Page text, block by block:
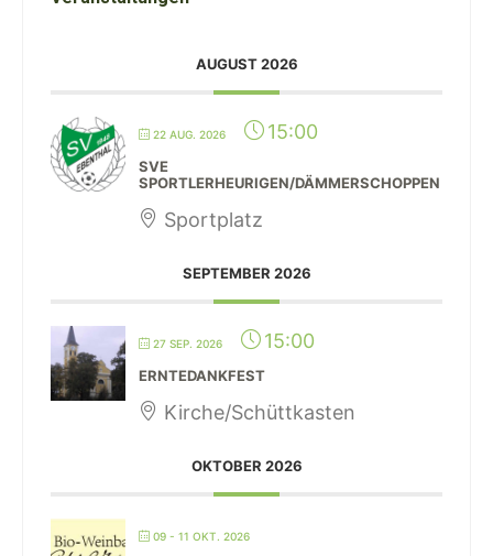
AUGUST 2026
22 AUG. 2026 15:00
SVE
SPORTLERHEURIGEN/DÄMMERSCHOPPEN
Sportplatz
SEPTEMBER 2026
27 SEP. 2026 15:00
ERNTEDANKFEST
Kirche/Schüttkasten
OKTOBER 2026
09 - 11 OKT. 2026